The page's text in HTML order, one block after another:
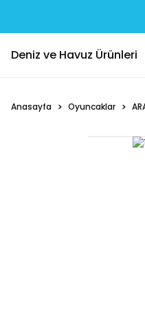
Deniz ve Havuz Ürünleri
Anasayfa Oyuncaklar